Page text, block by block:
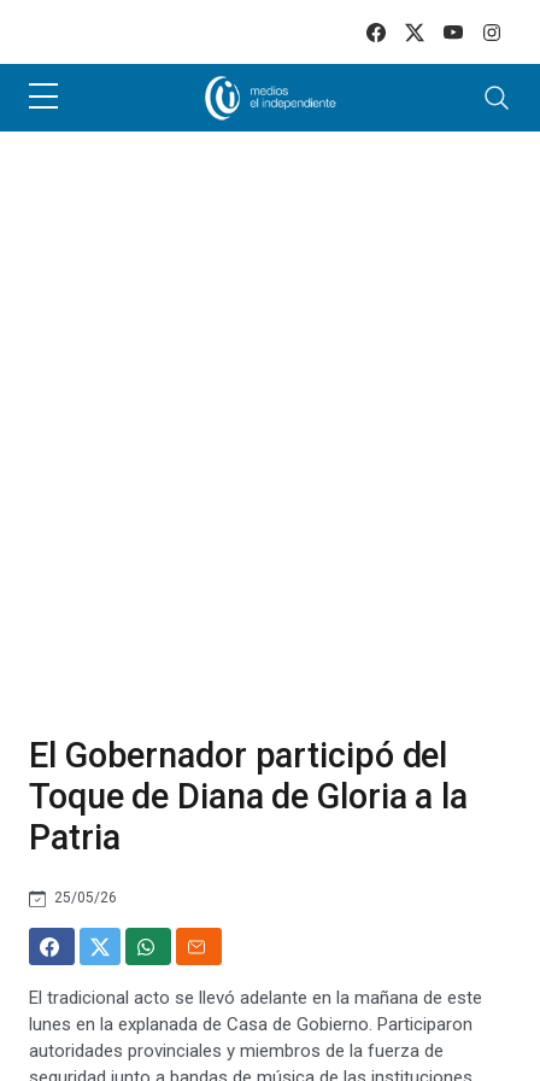
El Gobernador participó del
Toque de Diana de Gloria a la
Patria
25/05/26
El tradicional acto se llevó adelante en la mañana de este
lunes en la explanada de Casa de Gobierno. Participaron
autoridades provinciales y miembros de la fuerza de